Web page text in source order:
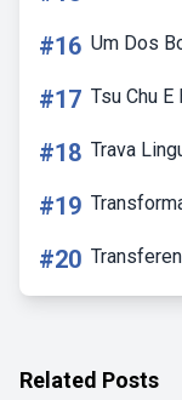
#16 Um Dos
#17 Tsu Chu
#18 Trava
#19
#20
Related Posts